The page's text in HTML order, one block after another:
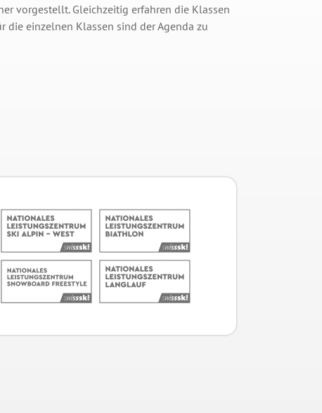
vorgestellt. Gleichzeitig erfahren die Klassen
die einzelnen Klassen sind der Agenda zu